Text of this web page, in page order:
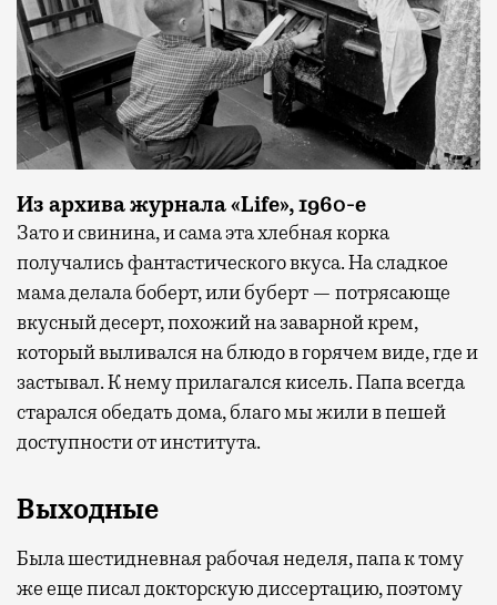
Из архива журнала «Life», 1960-е
Зато и свинина, и сама эта хлебная корка
получались фантастического вкуса. На сладкое
мама делала боберт, или буберт — потрясающе
вкусный десерт, похожий на заварной крем,
который выливался на блюдо в горячем виде, где и
застывал. К нему прилагался кисель. Папа всегда
старался обедать дома, благо мы жили в пешей
доступности от института.
Выходные
Была шестидневная рабочая неделя, папа к тому
же еще писал докторскую диссертацию, поэтому